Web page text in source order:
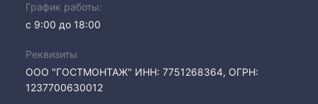
График работы:
с 9:00 до 18:00
Реквизиты
ООО "ГОСТМОНТАЖ" ИНН: 7751268364, ОГРН:
1237700630012